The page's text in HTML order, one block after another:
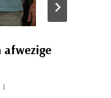
afwezige